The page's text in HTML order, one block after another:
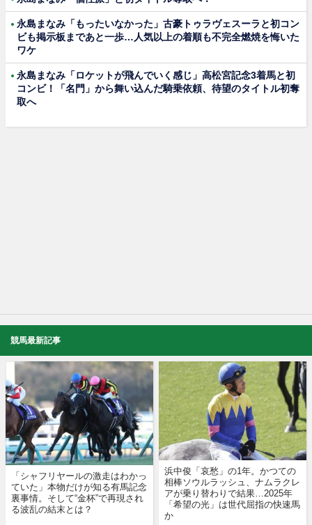
永島まなみ「もったいなかった」古豪トゥラヴェスーラと初コン
ビも掲示板まであと一歩…人気以上の着順も不完全燃焼を悔いた
ワケ
永島まなみ「ロケットが飛んでいく感じ」高松宮記念3着馬と初
コンビ！「名門」から舞い込んだ騎乗依頼、待望のタイトル初奪
取へ
競馬最新記事
「シャフリヤールの激走はわかっ
ていた」本物だけが知る有馬記念
裏事情。そして“金杯”で再現され
る波乱の結末とは？
浜中俊「哀愁」の1年。かつての
相棒ソウルラッシュ、ナムラクレ
アが乗り替わりで結果…2025年
「希望の光」は世代屈指の快速馬
か